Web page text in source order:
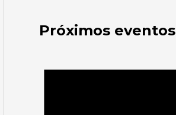
Próximos eventos